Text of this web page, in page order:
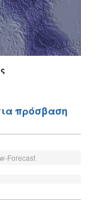
πρόσβαση
Forecast